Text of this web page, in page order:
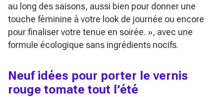
au long des saisons, aussi bien pour donner une
touche féminine à votre look de journée ou encore
pour finaliser votre tenue en soirée. », avec une
formule écologique sans ingrédients nocifs.
Neuf idées pour porter le vernis
rouge tomate tout l’été